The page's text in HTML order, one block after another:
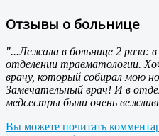
Отзывы о больнице
"...Лежала в больнице 2 раза: в
отделении травматологии.
врачу, который собирал мою
Замечательный врач! И в
медсестры были очень
Вы можете почитать